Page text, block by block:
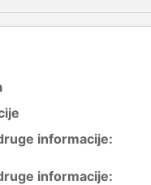
informacije:
informacije: